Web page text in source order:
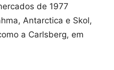
de 1977
Antarctica e Skol,
a Carlsberg, em